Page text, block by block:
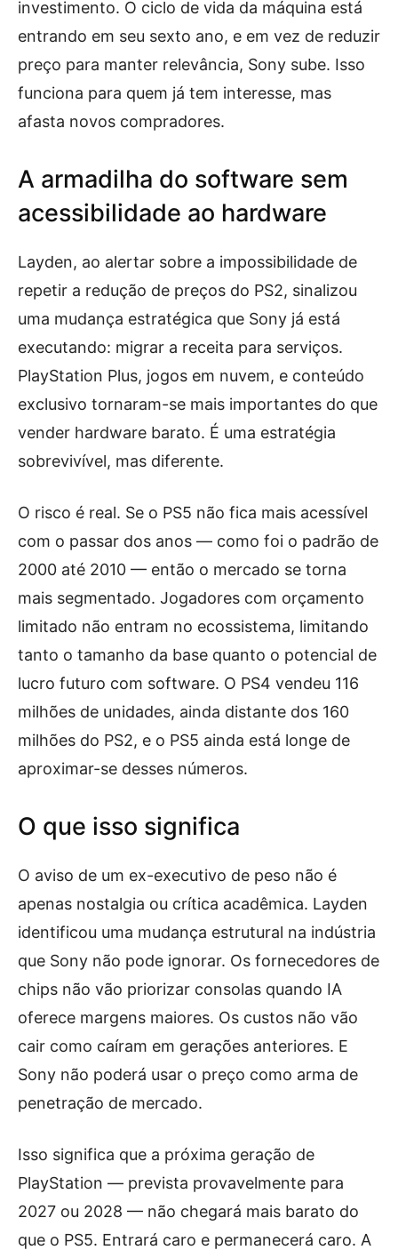
investimento. O ciclo de vida da máquina está
entrando em seu sexto ano, e em vez de reduzir
preço para manter relevância, Sony sube. Isso
funciona para quem já tem interesse, mas
afasta novos compradores.
A armadilha do software sem
acessibilidade ao hardware
Layden, ao alertar sobre a impossibilidade de
repetir a redução de preços do PS2, sinalizou
uma mudança estratégica que Sony já está
executando: migrar a receita para serviços.
PlayStation Plus, jogos em nuvem, e conteúdo
exclusivo tornaram-se mais importantes do que
vender hardware barato. É uma estratégia
sobrevivível, mas diferente.
O risco é real. Se o PS5 não fica mais acessível
com o passar dos anos — como foi o padrão de
2000 até 2010 — então o mercado se torna
mais segmentado. Jogadores com orçamento
limitado não entram no ecossistema, limitando
tanto o tamanho da base quanto o potencial de
lucro futuro com software. O PS4 vendeu 116
milhões de unidades, ainda distante dos 160
milhões do PS2, e o PS5 ainda está longe de
aproximar-se desses números.
O que isso significa
O aviso de um ex-executivo de peso não é
apenas nostalgia ou crítica acadêmica. Layden
identificou uma mudança estrutural na indústria
que Sony não pode ignorar. Os fornecedores de
chips não vão priorizar consolas quando IA
oferece margens maiores. Os custos não vão
cair como caíram em gerações anteriores. E
Sony não poderá usar o preço como arma de
penetração de mercado.
Isso significa que a próxima geração de
PlayStation — prevista provavelmente para
2027 ou 2028 — não chegará mais barato do
que o PS5. Entrará caro e permanecerá caro. A